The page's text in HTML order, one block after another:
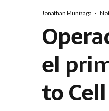
Jonathan Munizaga ·
el
to